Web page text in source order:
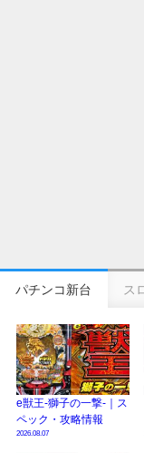
パチンコ新台 ス
e獣王-獅子の一撃-｜ス
ペック・攻略情報
2026.08.07